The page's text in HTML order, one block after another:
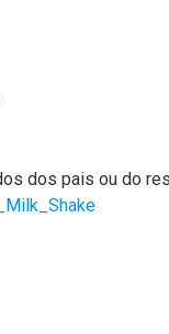
dos pais ou do